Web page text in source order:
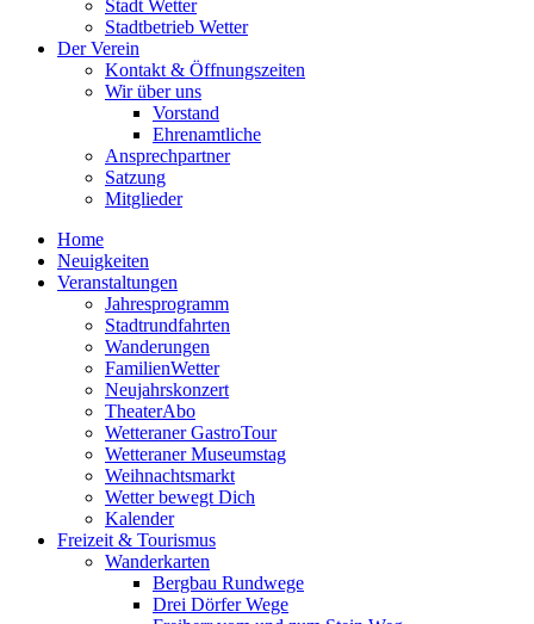
Stadt Wetter
Stadtbetrieb Wetter
Der Verein
Kontakt & Öffnungszeiten
Wir über uns
Vorstand
Ehrenamtliche
Ansprechpartner
Satzung
Mitglieder
Home
Neuigkeiten
Veranstaltungen
Jahresprogramm
Stadtrundfahrten
Wanderungen
FamilienWetter
Neujahrskonzert
TheaterAbo
Wetteraner GastroTour
Wetteraner Museumstag
Weihnachtsmarkt
Wetter bewegt Dich
Kalender
Freizeit & Tourismus
Wanderkarten
Bergbau Rundwege
Drei Dörfer Wege